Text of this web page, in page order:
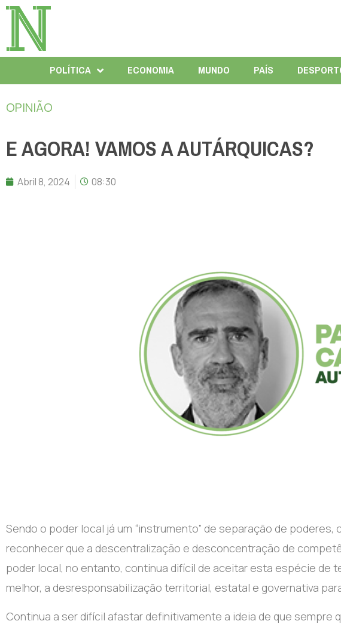
POLÍTICA ECONOMIA MUNDO PAÍS
OPINIÃO
E AGORA! VAMOS A AUTÁRQUICAS?
Abril 8, 2024 08:30
Sendo o poder local já um “instrumento” de separação de
reconhecer que a descentralização e desconcentração de
poder local, no entanto, continua difícil de aceitar esta espécie de
melhor, a desresponsabilização territorial, estatal e governativa
Continua a ser difícil afastar definitivamente a ideia de que sempre